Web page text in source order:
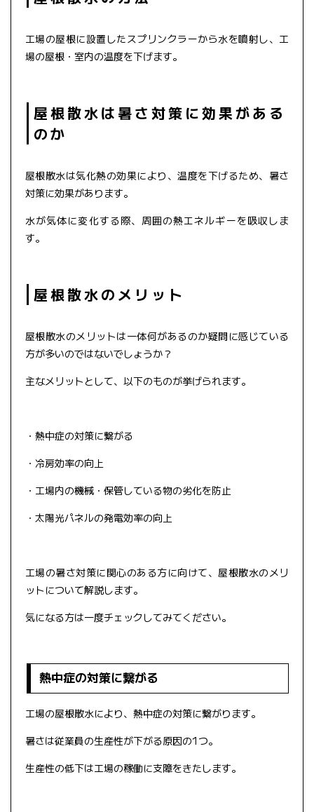
工場の屋根に設置したスプリンクラーから水を噴射し、工
場の屋根・室内の温度を下げます。
屋根散水は暑さ対策に効果がある
のか
屋根散水は気化熱の効果により、温度を下げるため、暑さ
対策に効果があります。
水が気体に変化する際、周囲の熱エネルギーを吸収しま
す。
屋根散水のメリット
屋根散水のメリットは一体何があるのか疑問に感じている
方が多いのではないでしょうか？
主なメリットとして、以下のものが挙げられます。
・熱中症の対策に繋がる
・冷房効率の向上
・工場内の機械・保管している物の劣化を防止
・太陽光パネルの発電効率の向上
工場の暑さ対策に関心のある方に向けて、屋根散水のメリ
ットについて解説します。
気になる方は一度チェックしてみてください。
熱中症の対策に繋がる
工場の屋根散水により、熱中症の対策に繋がります。
暑さは従業員の生産性が下がる原因の1つ。
生産性の低下は工場の稼働に支障をきたします。